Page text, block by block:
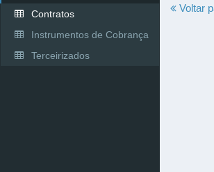
Contratos
Instrumentos de Cobrança
Terceirizados
Voltar